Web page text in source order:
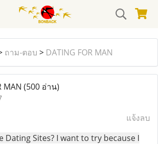
ถาม-ตอบ > DATING FOR MAN
MAN (500 อ่าน)
แจ้งลบ
Dating Sites? I want to try because I